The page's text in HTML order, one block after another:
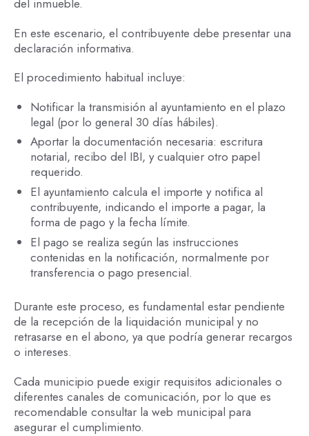
del inmueble.
En este escenario, el contribuyente debe presentar una
declaración informativa.
El procedimiento habitual incluye:
Notificar la transmisión al ayuntamiento en el plazo
legal (por lo general 30 días hábiles).
Aportar la documentación necesaria: escritura
notarial, recibo del IBI, y cualquier otro papel
requerido.
El ayuntamiento calcula el importe y notifica al
contribuyente, indicando el importe a pagar, la
forma de pago y la fecha límite.
El pago se realiza según las instrucciones
contenidas en la notificación, normalmente por
transferencia o pago presencial.
Durante este proceso, es fundamental estar pendiente
de la recepción de la liquidación municipal y no
retrasarse en el abono, ya que podría generar recargos
o intereses.
Cada municipio puede exigir requisitos adicionales o
diferentes canales de comunicación, por lo que es
recomendable consultar la web municipal para
asegurar el cumplimiento.